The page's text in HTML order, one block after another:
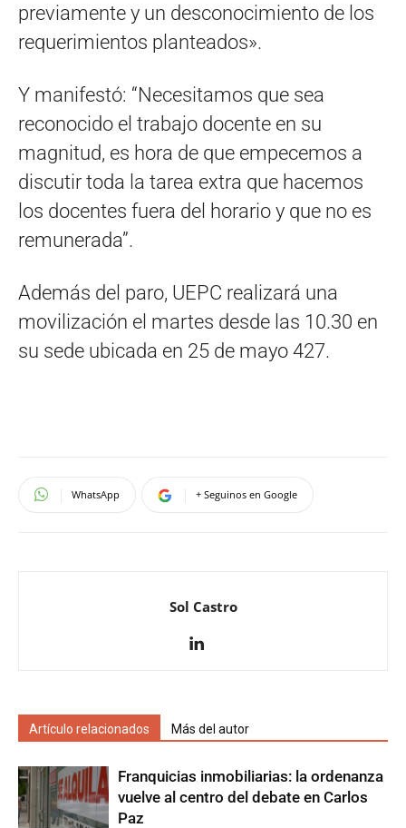
previamente y un desconocimiento de los
requerimientos planteados».
Y manifestó: “Necesitamos que sea
reconocido el trabajo docente en su
magnitud, es hora de que empecemos a
discutir toda la tarea extra que hacemos
los docentes fuera del horario y que no es
remunerada”.
Además del paro, UEPC realizará una
movilización el martes desde las 10.30 en
su sede ubicada en 25 de mayo 427.
WhatsApp + Seguinos en Google
Sol Castro
Artículo relacionados Más del autor
Franquicias inmobiliarias: la ordenanza
vuelve al centro del debate en Carlos
Paz